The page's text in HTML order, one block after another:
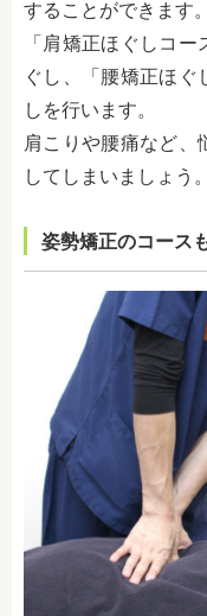
することができます。
「肩矯正ほぐしコ
ぐし、「腰矯正ほぐ
しを行います。
肩こりや腰痛など、
してしまいましょう。
姿勢矯正のコース